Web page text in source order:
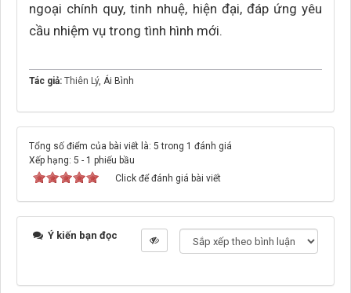
ngoại chính quy, tinh nhuệ, hiện đại, đáp ứng yêu
cầu nhiệm vụ trong tình hình mới.
Tác giả: Thiên Lý, Ái Bình
Tổng số điểm của bài viết là: 5 trong 1 đánh giá
Xếp hạng: 5 - 1 phiếu bầu
Click để đánh giá bài viết
Ý kiến bạn đọc